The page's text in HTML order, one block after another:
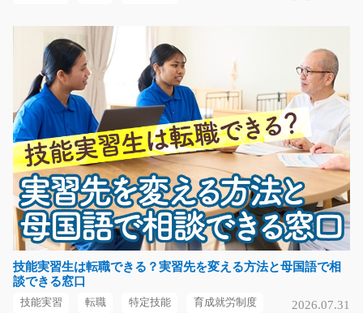
時給2000～2500円
愛知県名古屋市北区
気になる
出荷作業/y03_00728
担当者オススメ案件♪プラスチック製品を入れる空箱の準
備をしたり出荷準備…
長期（3ヶ月以上）
時給1200円～時給1500円
佐賀県三養基郡みやき町
気になる
技能実習生は転職できる？実習先を変える方法と母国語で相
談できる窓口
技能実習 転職 特定技能 育成就労制度 2026.07.31